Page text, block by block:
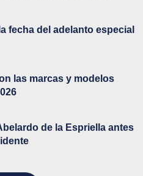
fecha del adelanto especial
las marcas y modelos
de la Espriella antes